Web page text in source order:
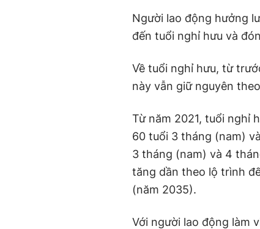
Người lao động hưởng
đến tuổi nghỉ hưu và
Về tuổi nghỉ hưu, từ
này vẫn giữ nguyên
Từ năm 2021, tuổi nghỉ
60 tuổi 3 tháng (nam)
3 tháng (nam) và 4
tăng dần theo lộ trình
(năm 2035).
Với người lao động làm